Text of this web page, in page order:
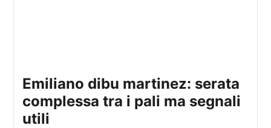
emiliano dibu martinez: serata
complessa tra i pali ma segnali
utili